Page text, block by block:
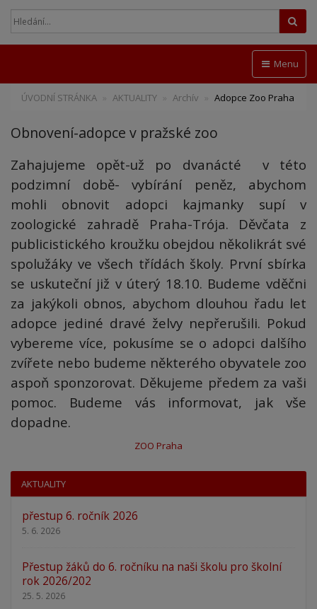
Menu
ÚVODNÍ STRÁNKA AKTUALITY Archív Adopce Zoo Praha
Obnovení-adopce v pražské zoo
Zahajujeme opět-už po dvanácté v této
podzimní době- vybírání peněz, abychom
mohli obnovit adopci kajmanky supí v
zoologické zahradě Praha-Trója. Děvčata z
publicistického kroužku obejdou několikrát své
spolužáky ve všech třídách školy. První sbírka
se uskuteční již v úterý 18.10. Budeme vděčni
za jakýkoli obnos, abychom dlouhou řadu let
adopce jediné dravé želvy nepřerušili. Pokud
vybereme více, pokusíme se o adopci dalšího
zvířete nebo budeme některého obyvatele zoo
aspoň sponzorovat. Děkujeme předem za vaši
pomoc. Budeme vás informovat, jak vše
dopadne.
ZOO Praha
AKTUALITY
přestup 6. ročník 2026
5. 6. 2026
Přestup žáků do 6. ročníku na naši školu pro školní
rok 2026/202
25. 5. 2026